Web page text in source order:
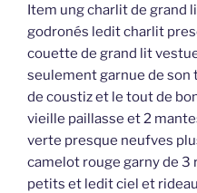
Item ung charlit de grand
godronés ledit charlit
couette de grand lit
seulement garnue de son
de coustiz et le tout de
vieille paillasse et 2
verte presque neufves
camelot rouge garny de 3
petits et ledit ciel et